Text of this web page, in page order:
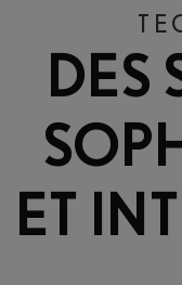
DES
ET